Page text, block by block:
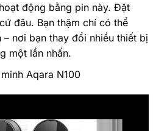
động bằng pin này. Đặt
đâu. Bạn thậm chí có thể
– nơi bạn thay đổi nhiều thiết bị
một lần nhấn.‎
Aqara N100‎